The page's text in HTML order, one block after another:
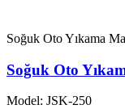
Soğuk Oto Yıkama
Soğuk Oto
Model: JSK-250